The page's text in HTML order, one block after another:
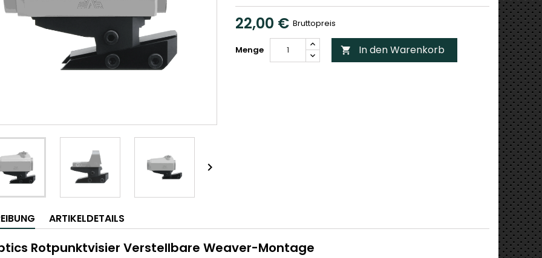

22,00 € Bruttopreis
Menge  In den Warenkorb
ARTIKELDETAILS
Rotpunktvisier Verstellbare Weaver-Montage